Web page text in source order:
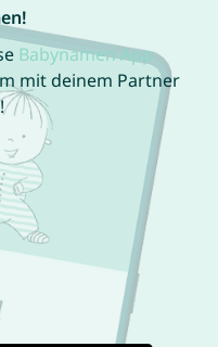
Babynamen App
mit deinem Partner